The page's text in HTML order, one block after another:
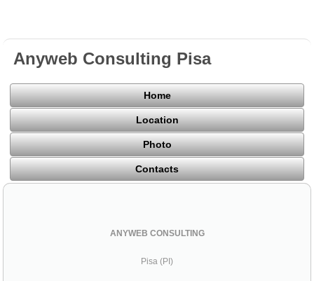
Anyweb Consulting Pisa
Home
Location
Photo
Contacts
ANYWEB CONSULTING
Pisa (PI)